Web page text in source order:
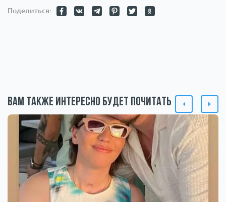
Поделиться:
Вам также интересно будет почитать